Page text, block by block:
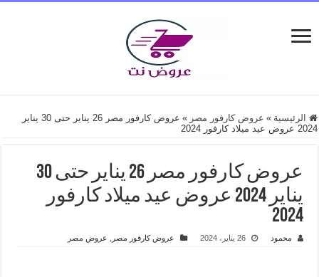
الرئيسية » عروض كارفور مصر »
عروض كارفور مصر 26 يناير حتى 30 يناير
2024 عروض عيد ميلاد كارفور 2024
عروض كارفور مصر 26 يناير حتى 30
يناير 2024 عروض عيد ميلاد كارفور
2024
محمود 26 يناير، 2024 عروض كارفور مصر عروض مصر